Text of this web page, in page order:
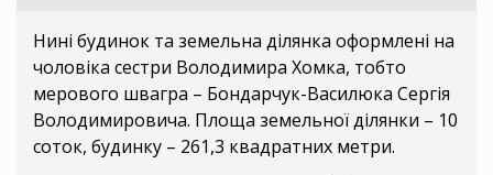
Нині будинок та земельна ділянка оформлені на
чоловіка сестри Володимира Хомка, тобто
мерового швагра – Бондарчук-Василюка Сергія
Володимировича. Площа земельної ділянки – 10
соток, будинку – 261,3 квадратних метри.